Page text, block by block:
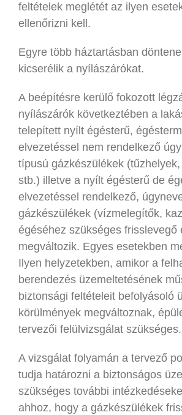
feltételek meglétét az ilyen
ellenőrizni kell.
Egyre több háztartásban
kicserélik a nyílászárókat.
A beépítésre kerülő fokozott
nyílászárók következtében a
telepített nyílt égésterű,
elvezetéssel nem rendelkező
típusú gázkészülékek
stb.) illetve a nyílt égésterű de
elvezetéssel rendelkező,
gázkészülékek (vízmelegítők,
égéséhez szükséges frisslevegő
megváltozik. Egyes esetekben
Ilyen helyzetekben, amikor a
berendezés üzemeltetésének
biztonsági feltételeit befolyásoló
körülmények megváltoznak,
tervezői felülvizsgálat szükséges.
A vizsgálat folyamán a tervező
tudja határozni a biztonságos
szükséges további
ahhoz, hogy a gázkészülékek